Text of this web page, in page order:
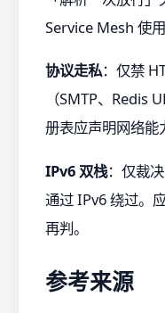
Service Mesh 使
协议走私：仅禁
（SMTP、Redis
册表应声明网络能
IPv6 双栈：仅裁
通过 IPv6 绕过。
再判。
参考来源